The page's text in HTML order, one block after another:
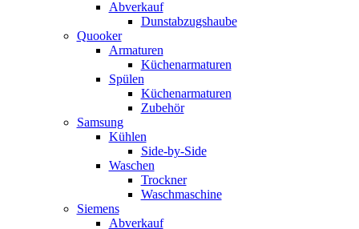
Abverkauf
Dunstabzugshaube
Quooker
Armaturen
Küchenarmaturen
Spülen
Küchenarmaturen
Zubehör
Samsung
Kühlen
Side-by-Side
Waschen
Trockner
Waschmaschine
Siemens
Abverkauf